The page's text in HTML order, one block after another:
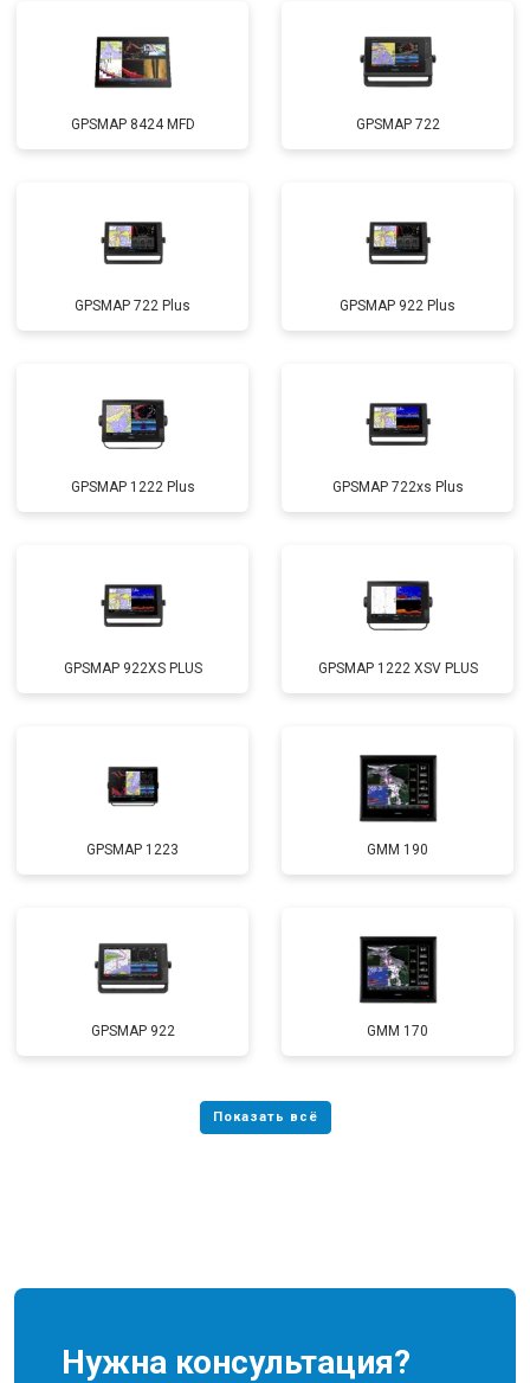
GPSMAP 8424 MFD GPSMAP 722
GPSMAP 722 Plus GPSMAP 922 Plus
GPSMAP 1222 Plus GPSMAP 722xs Plus
GPSMAP 922XS PLUS GPSMAP 1222 XSV PLUS
GPSMAP 1223 GMM 190
GPSMAP 922 GMM 170
Нужна консультация?